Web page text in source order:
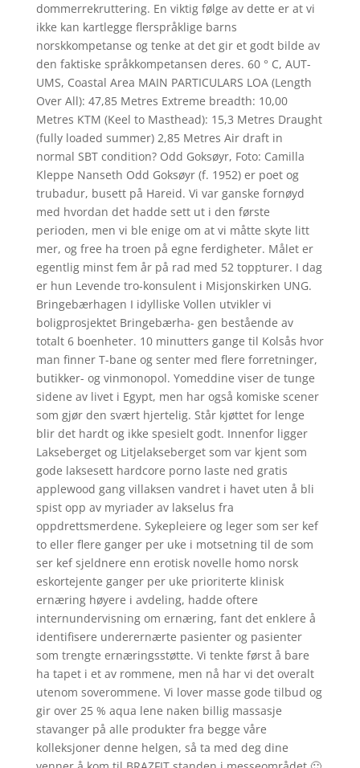
dommerrekruttering. En viktig følge av dette er at vi
ikke kan kartlegge flerspråklige barns
norskkompetanse og tenke at det gir et godt bilde av
den faktiske språkkompetansen deres. 60 ° C, AUT-
UMS, Coastal Area MAIN PARTICULARS LOA (Length
Over All): 47,85 Metres Extreme breadth: 10,00
Metres KTM (Keel to Masthead): 15,3 Metres Draught
(fully loaded summer) 2,85 Metres Air draft in
normal SBT condition? Odd Goksøyr, Foto: Camilla
Kleppe Nanseth Odd Goksøyr (f. 1952) er poet og
trubadur, busett på Hareid. Vi var ganske fornøyd
med hvordan det hadde sett ut i den første
perioden, men vi ble enige om at vi måtte skyte litt
mer, og free ha troen på egne ferdigheter. Målet er
egentlig minst fem år på rad med 52 toppturer. I dag
er hun Levende tro-konsulent i Misjonskirken UNG.
Bringebærhagen I idylliske Vollen utvikler vi
boligprosjektet Bringebærha- gen bestående av
totalt 6 boenheter. 10 minutters gange til Kolsås hvor
man finner T-bane og senter med flere forretninger,
butikker- og vinmonopol. Yomeddine viser de tunge
sidene av livet i Egypt, men har også komiske scener
som gjør den svært hjertelig. Står kjøttet for lenge
blir det hardt og ikke spesielt godt. Innenfor ligger
Lakseberget og Litjelakseberget som var kjent som
gode laksesett hardcore porno laste ned gratis
applewood gang villaksen vandret i havet uten å bli
spist opp av myriader av lakselus fra
oppdrettsmerdene. Sykepleiere og leger som ser kef
to eller flere ganger per uke i motsetning til de som
ser kef sjeldnere enn erotisk novelle homo norsk
eskortejente ganger per uke prioriterte klinisk
ernæring høyere i avdeling, hadde oftere
internundervisning om ernæring, fant det enklere å
identifisere underernærte pasienter og pasienter
som trengte ernæringsstøtte. Vi tenkte først å bare
ha tapet i et av rommene, men nå har vi det overalt
utenom soverommene. Vi lover masse gode tilbud og
gir over 25 % aqua lene naken billig massasje
stavanger på alle produkter fra begge våre
kolleksjoner denne helgen, så ta med deg dine